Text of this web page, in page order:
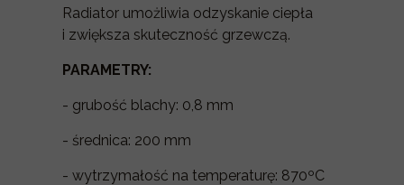
Radiator umożliwia odzyskanie ciepła
i zwiększa skuteczność grzewczą.
PARAMETRY:
- grubość blachy: 0,8 mm
- średnica: 200 mm
- wytrzymałość na temperaturę: 870ºC